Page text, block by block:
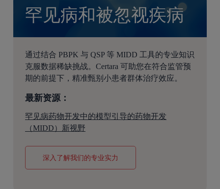
罕见病和被忽视疾病
通过结合 PBPK 与 QSP 等 MIDD 工具的专业知识
克服数据稀缺挑战。Certara 可助您在符合监管预
期的前提下，精准甄别小患者群体治疗效应。
最新资源：
罕见病药物开发中的模型引导的药物开发
（MIDD）新视野
深入了解我们的专业实力